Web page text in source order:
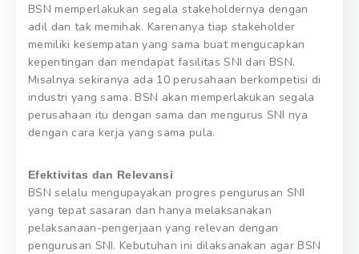
BSN memperlakukan segala stakeholdernya dengan
adil dan tak memihak. Karenanya tiap stakeholder
memiliki kesempatan yang sama buat mengucapkan
kepentingan dan mendapat fasilitas SNI dari BSN.
Misalnya sekiranya ada 10 perusahaan berkompetisi di
industri yang sama. BSN akan memperlakukan segala
perusahaan itu dengan sama dan mengurus SNI nya
dengan cara kerja yang sama pula.
Efektivitas dan Relevansi
BSN selalu mengupayakan progres pengurusan SNI
yang tepat sasaran dan hanya melaksanakan
pelaksanaan-pengerjaan yang relevan dengan
pengurusan SNI. Kebutuhan ini dilaksanakan agar BSN